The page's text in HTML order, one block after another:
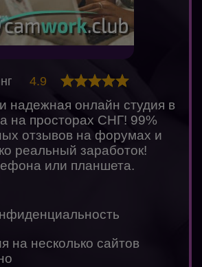
надежная онлайн студия в
на просторах СНГ! 99%
отзывов на форумах и
реальный заработок!
или планшета.
на несколько сайтов
4.9